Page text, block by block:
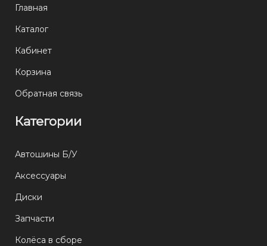
Главная
Каталог
Кабинет
Корзина
Обратная связь
Категории
Автошины Б/У
Аксессуары
Диски
Запчасти
Колёса в сборе